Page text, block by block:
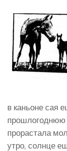
в каньоне сая
прошлогоднюю
прорастала
утро, солнце